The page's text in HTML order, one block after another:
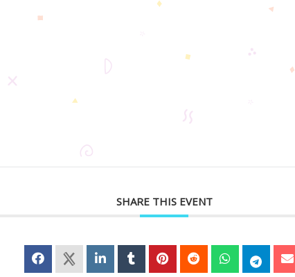
SHARE THIS EVENT